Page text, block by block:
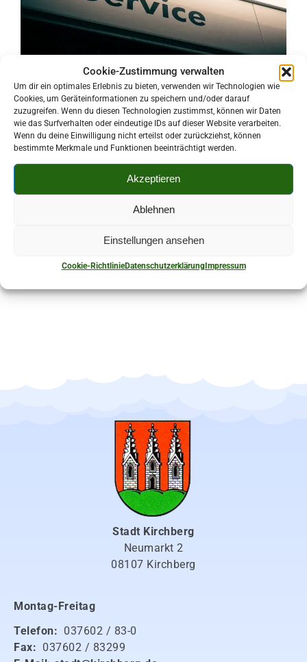
Cookie-Zustimmung verwalten
Um dir ein optimales Erlebnis zu bieten, verwenden wir Technologien wie
Cookies, um Geräteinformationen zu speichern und/oder darauf
zuzugreifen. Wenn du diesen Technologien zustimmst, können wir Daten
wie das Surfverhalten oder eindeutige IDs auf dieser Website verarbeiten.
Wenn du deine Einwilligung nicht erteilst oder zurückziehst, können
bestimmte Merkmale und Funktionen beeinträchtigt werden.
Akzeptieren
Ablehnen
Einstellungen ansehen
Cookie-RichtlinieDatenschutzerklärungImpressum
Kurz-Beschreibung:
Handel mit Konkurswaren, Handel mit EDV-Artikeln und
Telekommunikationsanlagen, Server-Client-Installation,
Wartung von EDV-Anlagen
Dorfstraße 41 A OT Wolfersgrün 08107 Kirchberg
Stadt Kirchberg
Neumarkt 2
08107 Kirchberg
Montag-Freitag
Telefon: 037602 / 83-0
Fax: 037602 / 83299